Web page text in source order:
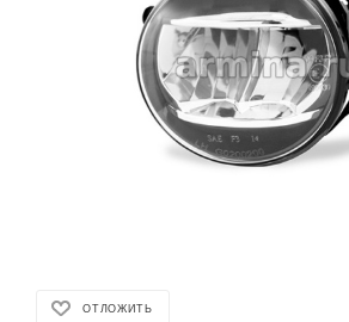
ОТЛОЖИТЬ